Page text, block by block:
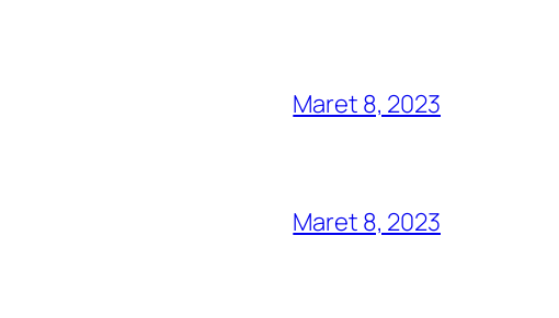
Maret 8, 2023
Maret 8, 2023